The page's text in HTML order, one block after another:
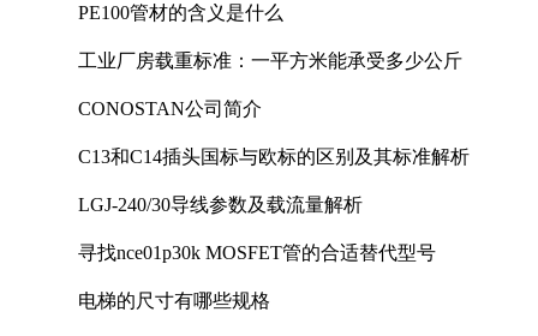
PE100管材的含义是什么
工业厂房载重标准：一平方米能承受多少公斤
CONOSTAN公司简介
C13和C14插头国标与欧标的区别及其标准解析
LGJ-240/30导线参数及载流量解析
寻找nce01p30k MOSFET管的合适替代型号
电梯的尺寸有哪些规格